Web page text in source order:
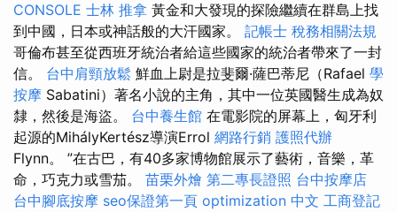
CONSOLE 士林 推拿 黃金和大發現的​​探險繼續在群島上找
到中國，日本或神話般的大汗國家。 記帳士 稅務相關法規
哥倫布甚至從西班牙統治者給這些國家的統治者帶來了一封
信。 台中肩頸放鬆 鮮血上尉是拉斐爾·薩巴蒂尼（Rafael 學
按摩 Sabatini）著名小說的主角，其中一位英國醫生成為奴
隸，然後是海盜。 台中養生館 在電影院的屏幕上，匈牙利
起源的MihályKertész導演Errol 網路行銷 護照代辦
Flynn。 ”在古巴，有40多家博物館展示了藝術，音樂，革
命，巧克力或雪茄。 苗栗外燴 第二專長證照 台中按摩店
台中腳底按摩 seo保證第一頁 optimization 中文 工商登記